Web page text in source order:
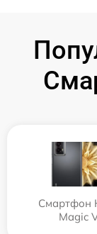
Смартфон
Magic